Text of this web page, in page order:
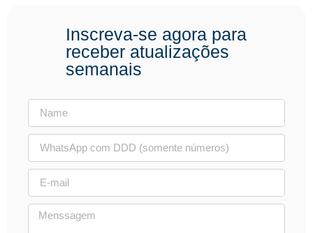
Inscreva-se agora para
receber atualizações
semanais